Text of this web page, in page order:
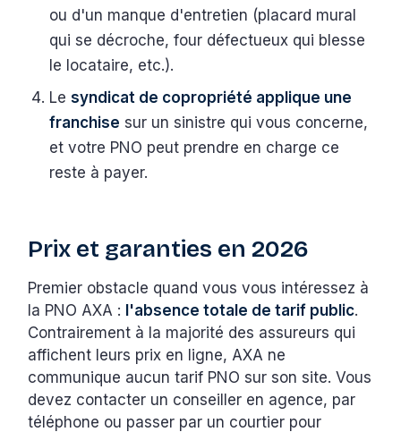
ou d'un manque d'entretien (placard mural
qui se décroche, four défectueux qui blesse
le locataire, etc.).
Lesyndicat de copropriété applique une
franchise sur un sinistre qui vous concerne,
et votre PNO peut prendre en charge ce
reste à payer.
Prix et garanties en 2026
Premier obstacle quand vous vous intéressez à
la PNO AXA : l'absence totale de tarif public.
Contrairement à la majorité des assureurs qui
affichent leurs prix en ligne, AXA ne
communique aucun tarif PNO sur son site. Vous
devez contacter un conseiller en agence, par
téléphone ou passer par un courtier pour